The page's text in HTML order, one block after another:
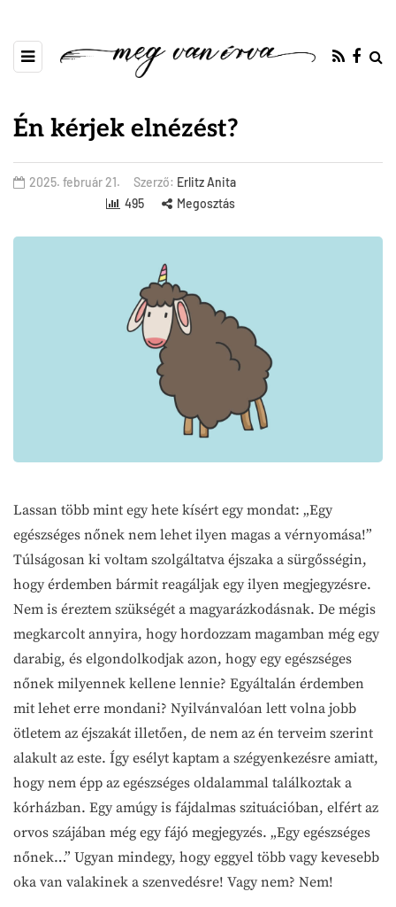
Én kérjek elnézést?
2025. február 21. Szerző: Erlitz Anita
495
Megosztás
Lassan több mint egy hete kísért egy mondat: „Egy
egészséges nőnek nem lehet ilyen magas a vérnyomása!”
Túlságosan ki voltam szolgáltatva éjszaka a sürgősségin,
hogy érdemben bármit reagáljak egy ilyen megjegyzésre.
Nem is éreztem szükségét a magyarázkodásnak. De mégis
megkarcolt annyira, hogy hordozzam magamban még egy
darabig, és elgondolkodjak azon, hogy egy egészséges
nőnek milyennek kellene lennie? Egyáltalán érdemben
mit lehet erre mondani? Nyilvánvalóan lett volna jobb
ötletem az éjszakát illetően, de nem az én terveim szerint
alakult az este. Így esélyt kaptam a szégyenkezésre amiatt,
hogy nem épp az egészséges oldalammal találkoztak a
kórházban. Egy amúgy is fájdalmas szituációban, elfért az
orvos szájában még egy fájó megjegyzés. „Egy egészséges
nőnek…” Ugyan mindegy, hogy eggyel több vagy kevesebb
oka van valakinek a szenvedésre! Vagy nem? Nem!